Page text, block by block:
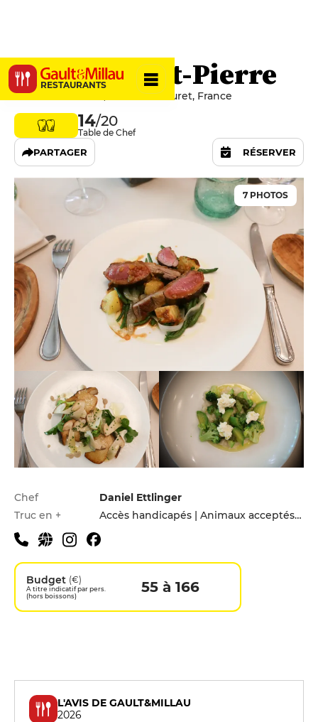
RESTAURANTS
Le Clos Saint-Pierre
Place de la Mairie, 06650 Le Rouret, France
14/20
Table de Chef
PARTAGER RÉSERVER
7 PHOTOS
Infos pratiques
Chef
Daniel Ettlinger
Truc en +
Accès handicapés | Animaux acceptés | Hébergement | Menu enfants
Budget (€)
A titre indicatif par pers.
(hors boissons)
55 à 166
L'AVIS DE GAULT&MILLAU
2026